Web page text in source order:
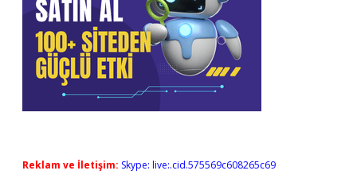
Reklam ve İletişim: Skype: live:.cid.575569c608265c69